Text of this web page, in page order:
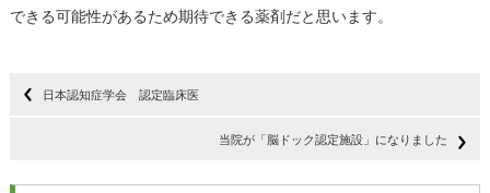
できる可能性があるため期待できる薬剤だと思います。
日本認知症学会 認定臨床医
当院が「脳ドック認定施設」になりました